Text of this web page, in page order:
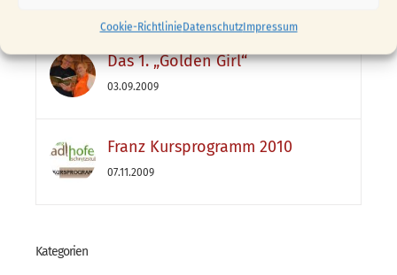
Cookie-RichtlinieDatenschutzImpressum
Das 1. „Golden Girl“
03.09.2009
Franz Kursprogramm 2010
07.11.2009
Kategorien